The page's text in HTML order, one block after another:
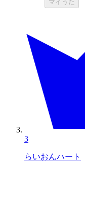
マイうた
3
らいおんハート